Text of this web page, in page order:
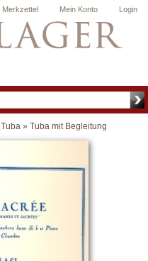
Login
Mein Konto
Merkzettel
Tuba » Tuba mit Begleitung